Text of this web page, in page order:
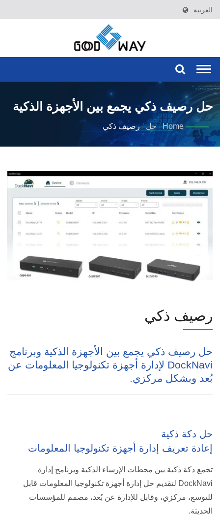
العربية
حل رصيف ذكي يجمع بين الأجهزة الذكية
وبرنامج DockNavi لإدارة أجهزة
تكنولوجيا المعلومات عن بُعد وبشكل
Home
/ حل / رصيف ذكي
رصيف ذكي
حل رصيف ذكي يجمع بين الأجهزة الذكية وبرنامج
DockNavi لإدارة أجهزة تكنولوجيا المعلومات عن
بُعد وبشكل مركزي.
حل دكة ذكية
إعادة تعريف إدارة أجهزة تكنولوجيا المعلومات
تجمع دكة ذكية بين محطات الإرساء الذكية وبرنامج إدارة
DockNavi لتقديم حل إدارة أجهزة تكنولوجيا المعلومات قابل
للتوسع، مركزي، وقابل للإدارة عن بُعد، مصمم للمؤسسات
الحديثة.